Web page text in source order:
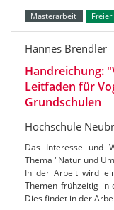
Masterarbeit Freier
Hannes Brendler
Handreichung:
Leitfaden für
Grundschulen
Hochschule
Das Interesse und
Thema "Natur und
In der Arbeit wird
Themen frühzeitig in
Dies findet in der